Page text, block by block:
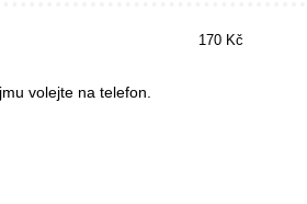
volejte na telefon.
170 Kč